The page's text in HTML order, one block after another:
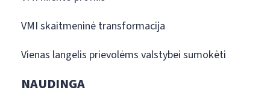
VMI skaitmeninė transformacija
Vienas langelis prievolėms valstybei sumokėti
NAUDINGA